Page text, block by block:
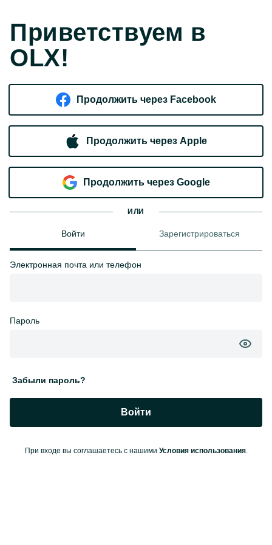
Приветствуем в
OLX!
Продолжить через Facebook
Продолжить через Apple
Продолжить через Google
ИЛИ
Войти Зарегистрироваться
Электронная почта или телефон
Пароль
Забыли пароль?
Войти
При входе вы соглашаетесь с нашими Условия использования.